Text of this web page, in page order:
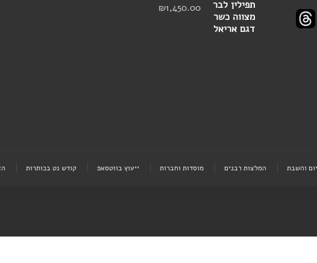
₪1,450.00
והשבת המלצות רבנים מוסדות וחברות ייעוץ בווטסאפ קודש נט בכותרות